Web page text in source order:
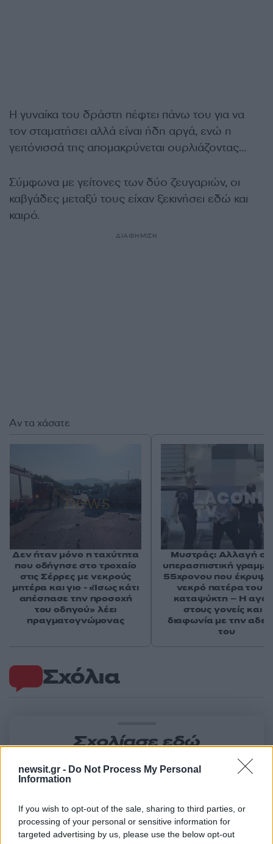
newsit.gr - Do Not Process My Personal
Information
If you wish to opt-out of the sale, sharing to third parties, or
processing of your personal or sensitive information for
targeted advertising by us, please use the below opt-out
Η γυναίκα του δράστη πέφτει πάνω του για να
τον σταματήσει αλλά είναι ήδη αργά, ενώ η
γειτόνισσά της απομακρύνεται ουρλιάζοντας…
Σύμφωνα με γείτονες των δύο ζευγαριών, οι
καβγάδες μεταξύ τους είχαν ξεκινήσει εδώ και
καιρό.
ΔΙΑΦΗΜΙΣΗ
Σχόλια
Σχολίασε εδώ
Αν τα χάσατε
Δεν ήταν μόνο η ταχύτητα
που οδήγησε στο τροχαίο
στις Σέρρες με νεκρούς
μητέρα και γιο - «Ίσως κάτι
απέσπασε την προσοχή
του οδηγού» λέει
πραγματογνώμονας
Μυστράς: Αλλαγή
υπερασπιστική
55χρονου που έκρυψε
νεκρό πατέρα του
καταψύκτη – Η
στους γονείς και η
διαφωνία με την
του